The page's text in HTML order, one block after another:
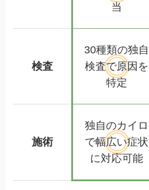
当
検査
30種類の独自
検査で原因を
特定
施術
独自のカイロ
で幅広い症状
に対応可能